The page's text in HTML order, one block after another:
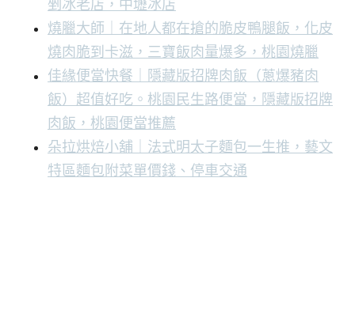
剉冰老店，中壢冰店
燒臘大師｜在地人都在搶的脆皮鴨腿飯，化皮
燒肉脆到卡滋，三寶飯肉量爆多，桃園燒臘
佳緣便當快餐｜隱藏版招牌肉飯（蔥爆豬肉
飯）超值好吃。桃園民生路便當，隱藏版招牌
肉飯，桃園便當推薦
朵拉烘焙小舖｜法式明太子麵包一生推，藝文
特區麵包附菜單價錢、停車交通